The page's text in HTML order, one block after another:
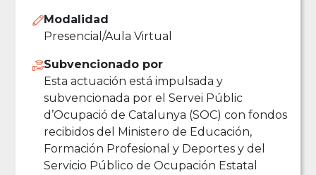
Modalidad
Presencial/Aula Virtual
Subvencionado por
Esta actuación está impulsada y
subvencionada por el Servei Públic
d’Ocupació de Catalunya (SOC) con fondos
recibidos del Ministero de Educación,
Formación Profesional y Deportes y del
Servicio Público de Ocupación Estatal